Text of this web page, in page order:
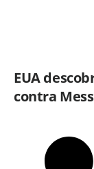
EUA
contra